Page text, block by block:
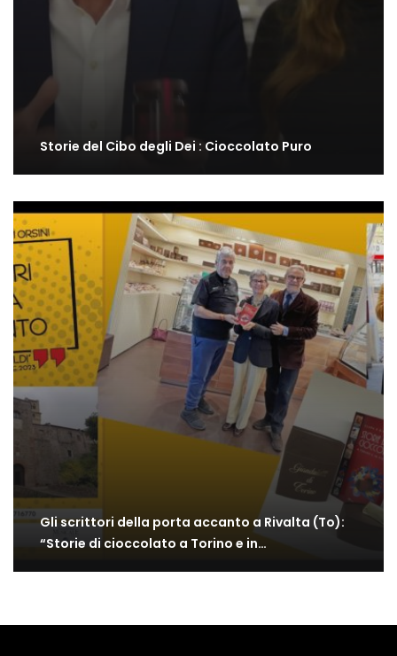
Storie del Cibo degli Dei : Cioccolato Puro
Gli scrittori della porta accanto a Rivalta (To):
“Storie di cioccolato a Torino e in…